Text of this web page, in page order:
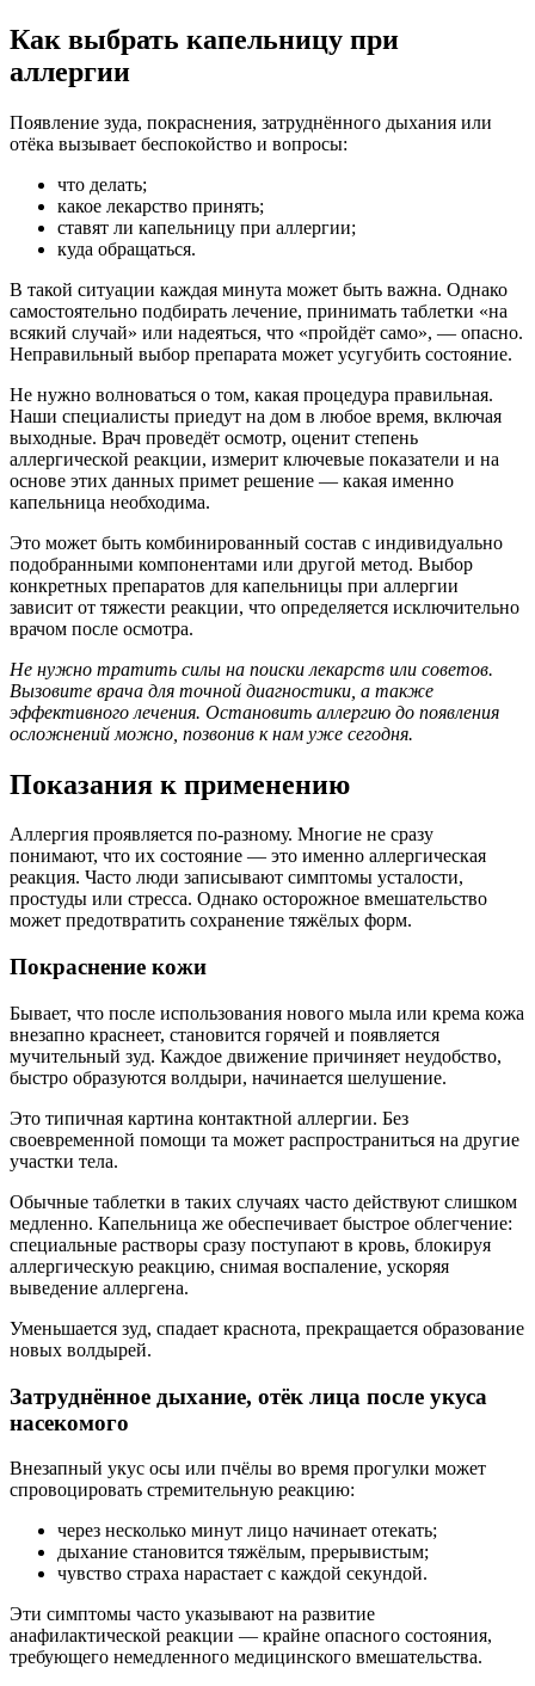
Как выбрать капельницу при
аллергии
Появление зуда, покраснения, затруднённого дыхания или
отёка вызывает беспокойство и вопросы:
что делать;
какое лекарство принять;
ставят ли капельницу при аллергии;
куда обращаться.
В такой ситуации каждая минута может быть важна. Однако
самостоятельно подбирать лечение, принимать таблетки «на
всякий случай» или надеяться, что «пройдёт само», — опасно.
Неправильный выбор препарата может усугубить состояние.
Не нужно волноваться о том, какая процедура правильная.
Наши специалисты приедут на дом в любое время, включая
выходные. Врач проведёт осмотр, оценит степень
аллергической реакции, измерит ключевые показатели и на
основе этих данных примет решение — какая именно
капельница необходима.
Это может быть комбинированный состав с индивидуально
подобранными компонентами или другой метод. Выбор
конкретных препаратов для капельницы при аллергии
зависит от тяжести реакции, что определяется исключительно
врачом после осмотра.
Не нужно тратить силы на поиски лекарств или советов.
Вызовите врача для точной диагностики, а также
эффективного лечения. Остановить аллергию до появления
осложнений можно, позвонив к нам уже сегодня.
Показания к применению
Аллергия проявляется по-разному. Многие не сразу
понимают, что их состояние — это именно аллергическая
реакция. Часто люди записывают симптомы усталости,
простуды или стресса. Однако осторожное вмешательство
может предотвратить сохранение тяжёлых форм.
Покраснение кожи
Бывает, что после использования нового мыла или крема кожа
внезапно краснеет, становится горячей и появляется
мучительный зуд. Каждое движение причиняет неудобство,
быстро образуются волдыри, начинается шелушение.
Это типичная картина контактной аллергии. Без
своевременной помощи та может распространиться на другие
участки тела.
Обычные таблетки в таких случаях часто действуют слишком
медленно. Капельница же обеспечивает быстрое облегчение:
специальные растворы сразу поступают в кровь, блокируя
аллергическую реакцию, снимая воспаление, ускоряя
выведение аллергена.
Уменьшается зуд, спадает краснота, прекращается образование
новых волдырей.
Затруднённое дыхание, отёк лица после укуса
насекомого
Внезапный укус осы или пчёлы во время прогулки может
спровоцировать стремительную реакцию:
через несколько минут лицо начинает отекать;
дыхание становится тяжёлым, прерывистым;
чувство страха нарастает с каждой секундой.
Эти симптомы часто указывают на развитие
анафилактической реакции — крайне опасного состояния,
требующего немедленного медицинского вмешательства.